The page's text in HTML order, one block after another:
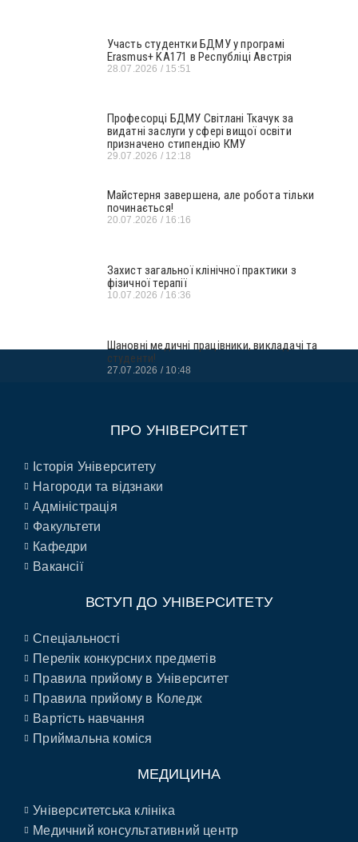
Участь студентки БДМУ у програмі
Erasmus+ KA171 в Республіці Австрія
28.07.2026 15:51
Професорці БДМУ Світлані Ткачук за
видатні заслуги у сфері вищої освіти
призначено стипендію КМУ
29.07.2026 12:18
Майстерня завершена, але робота тільки
починається!
20.07.2026 16:16
Захист загальної клінічної практики з
фізичної терапії
10.07.2026 16:36
Шановні медичні працівники, викладачі та
студенти!
27.07.2026 10:48
ПРО УНІВЕРСИТЕТ
Історія Університету
Нагороди та відзнаки
Адміністрація
Факультети
Кафедри
Вакансії
ВСТУП ДО УНІВЕРСИТЕТУ
Спеціальності
Перелік конкурсних предметів
Правила прийому в Університет
Правила прийому в Коледж
Вартість навчання
Приймальна коміся
МЕДИЦИНА
Університетська клініка
Медичний консультативний центр